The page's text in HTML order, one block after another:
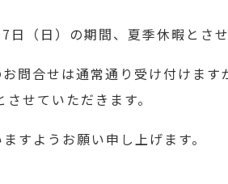
（日）の期間、夏季休暇とさせ
問合せは通常通り受け付けます
せていただきます。
すようお願い申し上げます。